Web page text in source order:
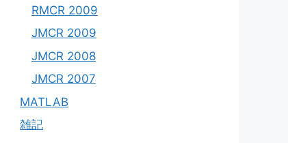
RMCR 2009
JMCR 2009
JMCR 2008
JMCR 2007
MATLAB
雑記